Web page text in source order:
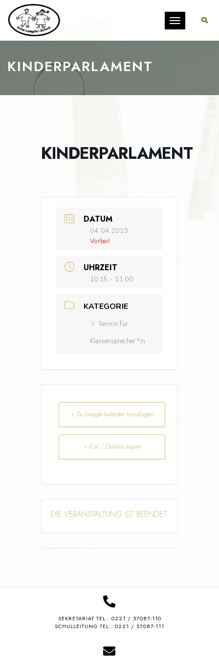
Toggle
KINDERPARLAMENT
KINDERPARLAMENT
DATUM
04.04.2025
Vorbei!
UHRZEIT
10:15 - 11:00
KATEGORIE
Termin für
Klassensprecher*In
+ Zu Google Kalender hinzufügen
+ iCal / Outlook export
DIE VERANSTALTUNG IST BEENDET.
SEKRETARIAT TEL.: 0221 / 57087-110
SCHULLEITUNG TEL.: 0221 / 57087-111